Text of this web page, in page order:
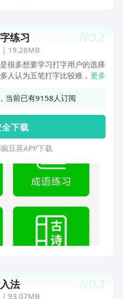
军师、百变人设、写作达人等
力，帮你展现多面魅力【AI剪
“智能小助理”，支持智能回
拆词、翻译、搜索等快捷操作
社区】创作者兴趣社区，与同
互动交流分享有趣好玩的内
表情】Emoji、颜文字、表情包
资源，支持打字出表情、关键
无需收藏、便捷使用【键盘计算
盘变身计算器，计算又快又准
】匹配游戏场景，定制语音沟
讯飞输入法【有AI键的输入
量身打造的【专属输入法】，
所以好用===期待你的声音===
众号：讯飞输入法微博官方账
输入法或者打开讯飞输入法
[我的]-[设置]-[意见反馈]每一
都会认真阅读，真诚期待您的
NO.2
练习
| 19.28MB
很多想要学习打字用户的选择
人认为五笔打字比较难，不好
五笔打字练习软件则能够帮助
是初学者也可以很快的上手，不
是五笔打字的高手，有需要的
吧！
更多
当前已有9158人订阅
全 下 载
豆荚APP下载
NO.3
法
| 93.07MB